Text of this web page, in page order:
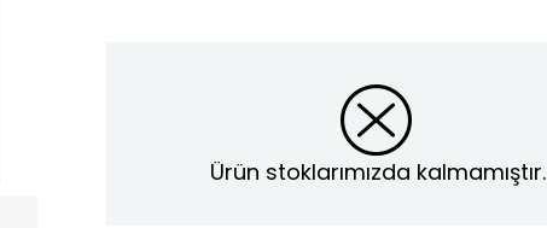
Ürün stoklarımızda kalmamıştır.